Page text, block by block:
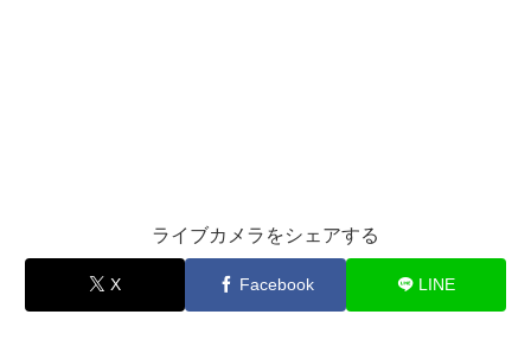
ライブカメラをシェアする
X Facebook LINE